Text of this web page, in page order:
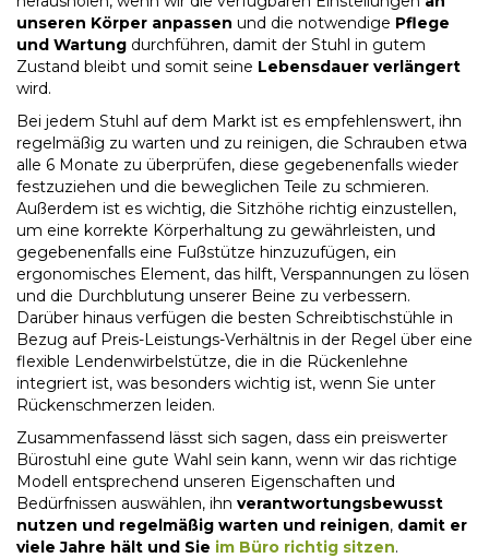
unseren Körper anpassen und die notwendige Pflege
und Wartung durchführen, damit der Stuhl in gutem
Zustand bleibt und somit seine Lebensdauer verlängert
wird.
Bei jedem Stuhl auf dem Markt ist es empfehlenswert, ihn
regelmäßig zu warten und zu reinigen, die Schrauben etwa
alle 6 Monate zu überprüfen, diese gegebenenfalls wieder
festzuziehen und die beweglichen Teile zu schmieren.
Außerdem ist es wichtig, die Sitzhöhe richtig einzustellen,
um eine korrekte Körperhaltung zu gewährleisten, und
gegebenenfalls eine Fußstütze hinzuzufügen, ein
ergonomisches Element, das hilft, Verspannungen zu lösen
und die Durchblutung unserer Beine zu verbessern.
Darüber hinaus verfügen die besten Schreibtischstühle in
Bezug auf Preis-Leistungs-Verhältnis in der Regel über eine
flexible Lendenwirbelstütze, die in die Rückenlehne
integriert ist, was besonders wichtig ist, wenn Sie unter
Rückenschmerzen leiden.
Zusammenfassend lässt sich sagen, dass ein preiswerter
Bürostuhl eine gute Wahl sein kann, wenn wir das richtige
Modell entsprechend unseren Eigenschaften und
Bedürfnissen auswählen, ihn verantwortungsbewusst
nutzen und regelmäßig warten und reinigen, damit er
viele Jahre hält und Sie im Büro richtig sitzen.